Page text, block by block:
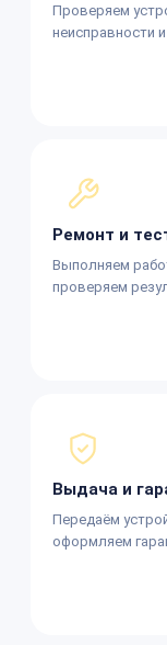
Проверяем
неисправности
Ремонт и
Выполняем
проверяем
Выдача и
Передаём
оформляем